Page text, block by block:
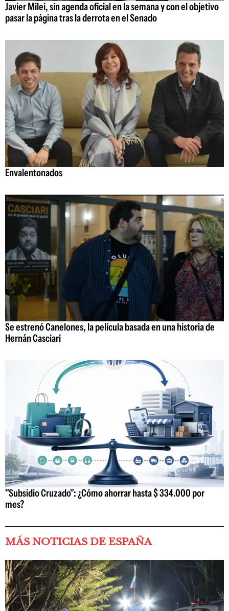
Javier Milei, sin agenda oficial en la semana y con el objetivo
pasar la página tras la derrota en el Senado
Envalentonados
Se estrenó Canelones, la película basada en una historia de
Hernán Casciari
"Subsidio Cruzado": ¿Cómo ahorrar hasta $ 334.000 por
mes?
MÁS NOTICIAS DE ESPAÑA